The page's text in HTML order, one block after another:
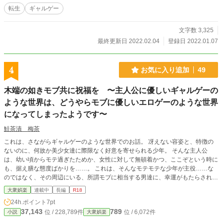
る、いやうん治ってるとは思うんだけど。 続きは前編の需要の少なさから判
断して予約を取り消しました。今後投稿作業が出来ない時等用に待機させます。
たのとか自サイトの方に上げるべきかどうか悩んでたのとか大昔のとかを放出中
85428
転生 ギャルゲー
文字数 3,325
最終更新日 2022.02.04
登録日 2022.01.07
4 お気に入り追加 49
木端の如きモブ共に祝福を 〜主人公に優しいギャルゲーの
ような世界は、どうやらモブに優しいエロゲーのような世界
になってしまったようです〜
鮭茶漬 梅茶
これは、さながらギャルゲーのような世界でのお話。 冴えない容姿と、特徴の
ないのに、何故か美少女達に際限なく好意を寄せられる少年。 そんな主人公
は、幼い頃からモテ過ぎたためか、女性に対して無頓着かつ、ここぞという時に
も、据え膳な態度ばかりを……。 これは、そんなモテモテな少年が主役……な
のではなく、その周辺にいる、所謂モブに相当する男達に、幸運がもたらされる
お話です。 主人公君に関しては…よりどりみどり、選び放題ですし…周りの子
達が、他の男達に走っても、構いませんよね？ 目指すは、誰も不幸にならな
い、エッチなハッピーライフ！！ まったり更新、進行ですが、気長に隙間時間
に読んでいただければ、幸いです。 ※タイトルに、サブタイトルを追加しまし
大衆娯楽 連載中 長編 R18
24h.ポイント 7pt
小説 37,143 位 / 228,789件 大衆娯楽 789 位 / 6,072件